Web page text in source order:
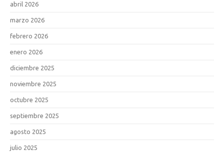
abril 2026
marzo 2026
febrero 2026
enero 2026
diciembre 2025
noviembre 2025
octubre 2025
septiembre 2025
agosto 2025
julio 2025